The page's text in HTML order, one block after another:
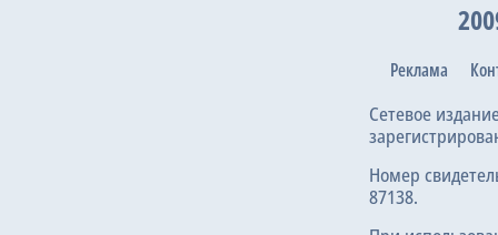
Реклама
Сетевое
Номер
87138.